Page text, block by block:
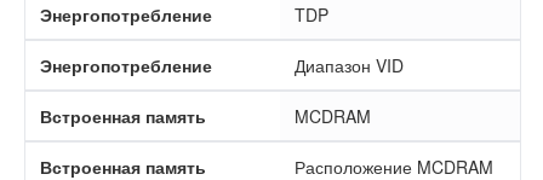
Энергопотребление TDP
Энергопотребление Диапазон VID
Встроенная память MCDRAM
Встроенная память Расположение MCDRAM